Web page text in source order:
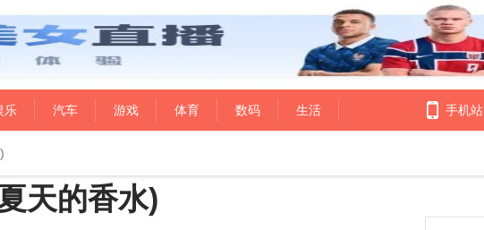
乐 汽车 游戏 体育 数码 生活 手机站
天的香水)